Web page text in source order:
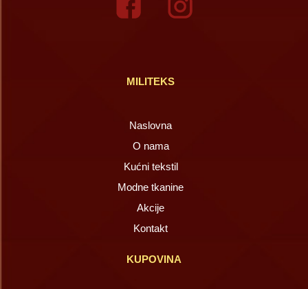
MILITEKS
Naslovna
O nama
Kućni tekstil
Modne tkanine
Akcije
Kontakt
KUPOVINA